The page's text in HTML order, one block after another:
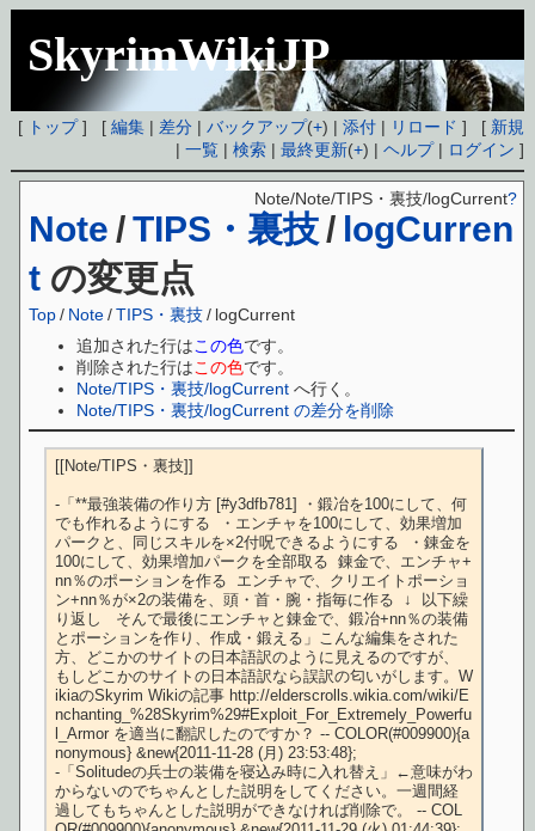
SkyrimWikiJP
[ トップ] [編集 | 差分 |バックアップ(+) |添付 | リロード ] [ 新規
|一覧 |検索 |最終更新(+) |ヘルプ| ログイン ]
Note /TIPS・裏技 / logCurren
t の変更点
Note/Note/TIPS・裏技/logCurrent?
Top / Note/TIPS・裏技/ logCurrent
追加された行はこの色です。
削除された行はこの色です。
Note/TIPS・裏技/logCurrent へ行く。
Note/TIPS・裏技/logCurrent の差分を削除
[[Note/TIPS・裏技]]
-「**最強装備の作り方 [#y3dfb781] ・鍛冶を100にして、何
でも作れるようにする  ・エンチャを100にして、効果増加
パークと、同じスキルを×2付呪できるようにする  ・錬金を
100にして、効果増加パークを全部取る  錬金で、エンチャ+
nn％のポーションを作る  エンチャで、クリエイトポーショ
ン+nn％が×2の装備を、頭・首・腕・指毎に作る  ↓  以下繰
り返し   そんで最後にエンチャと錬金で、鍛冶+nn％の装備
とポーションを作り、作成・鍛える」こんな編集をされた
方、どこかのサイトの日本語訳のように見えるのですが、
もしどこかのサイトの日本語訳なら誤訳の匂いがします。W
ikiaのSkyrim Wikiの記事 http://elderscrolls.wikia.com/wiki/E
nchanting_%28Skyrim%29#Exploit_For_Extremely_Powerfu
l_Armor を適当に翻訳したのですか？ -- COLOR(#009900){a
nonymous} &new{2011-11-28 (月) 23:53:48};
-「Solitudeの兵士の装備を寝込み時に入れ替え」←意味がわ
からないのでちゃんとした説明をしてください。一週間経
過してもちゃんとした説明ができなければ削除で。 -- COL